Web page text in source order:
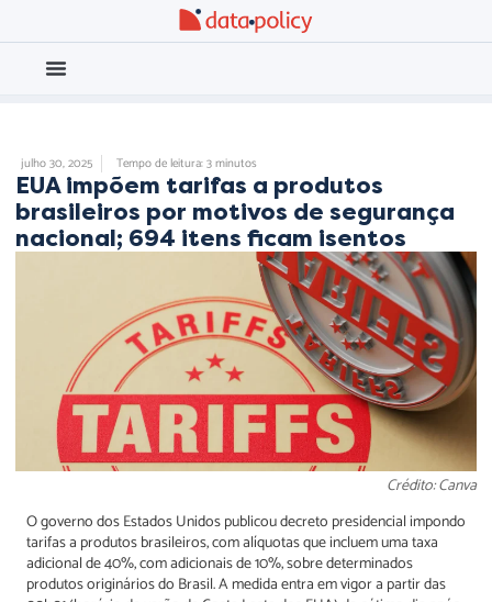
julho 30, 2025 Tempo de leitura: 3 minutos
EUA impõem tarifas a produtos
brasileiros por motivos de segurança
nacional; 694 itens ficam isentos
Crédito: Canva
O governo dos Estados Unidos publicou decreto presidencial impondo
tarifas a produtos brasileiros, com alíquotas que incluem uma taxa
adicional de 40%, com adicionais de 10%, sobre determinados
produtos originários do Brasil. A medida entra em vigor a partir das